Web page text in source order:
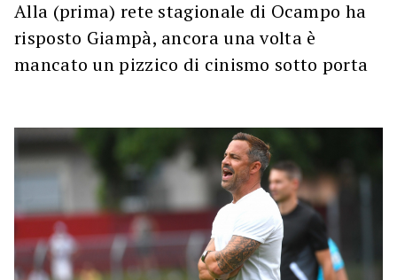
Alla (prima) rete stagionale di Ocampo ha
risposto Giampà, ancora una volta è
mancato un pizzico di cinismo sotto porta